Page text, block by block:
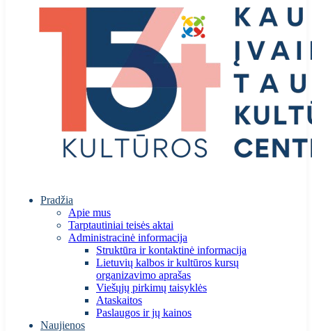
Pradžia
Apie mus
Tarptautiniai teisės aktai
Administracinė informacija
Struktūra ir kontaktinė informacija
Lietuvių kalbos ir kultūros kursų
organizavimo aprašas
Viešųjų pirkimų taisyklės
Ataskaitos
Paslaugos ir jų kainos
Naujienos